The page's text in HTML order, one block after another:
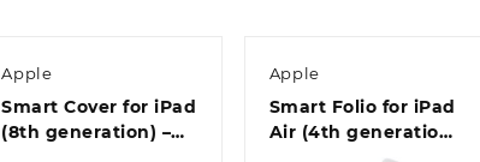
Apple
Smart Cover for iPad
(8th generation) –
Apple
Smart Folio for iPad
Air (4th generation)